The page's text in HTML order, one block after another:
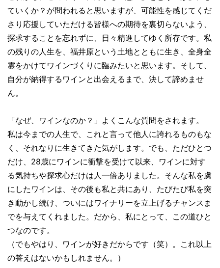
ていくか？が問われると思いますが、可能性を感じてくだ
さり応援していただける皆様への期待を裏切らないよう、
探求することを忘れずに、日々精進してゆく所存です。私
の残りの人生を、福井原という土地とともに生き、全身全
霊をかけてワインづくりに臨みたいと思います。そして、
自分が納得するワインと出会えるまで、決して諦めませ
ん。
「なぜ、ワインなのか？」よくこんな質問をされます。
私は今までの人生で、これと言って他人に誇れるものもな
く、それなりに生きてきた気がします。でも、ただひとつ
だけ、28歳にワインに衝撃を受けて以来、ワインに対す
る気持ちや探求心だけは人一倍ありました。そんな私を虜
にしたワインは、その後も私と共にあり、たびたび私を突
き動かし続け、ついにはワイナリーを立上げるチャンスま
でを与えてくれました。だから、私にとって、この道ひと
つなのです。
（でもやはり、ワインが好きだからです（笑）。これ以上
の答えはないかもしれません。）